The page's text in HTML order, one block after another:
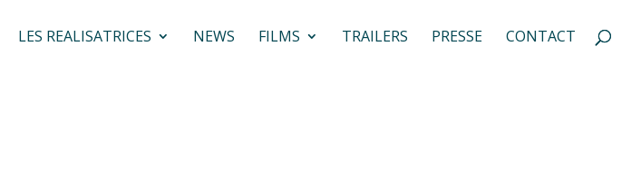
LES REALISATRICES NEWS FILMS TRAILERS PRESSE CONTACT